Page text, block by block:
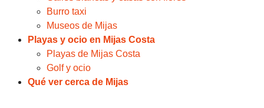
Burro taxi
Museos de Mijas
Playas y ocio en Mijas Costa
Playas de Mijas Costa
Golf y ocio
Qué ver cerca de Mijas